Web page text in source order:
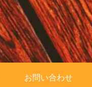
お問い合わせ